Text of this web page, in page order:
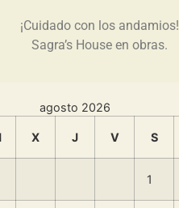
¡Cuidado con los andamios!
Sagra’s House en obras.
agosto 2026
X J V S
1